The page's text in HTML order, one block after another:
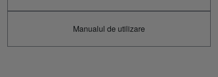
Manualul de utilizare